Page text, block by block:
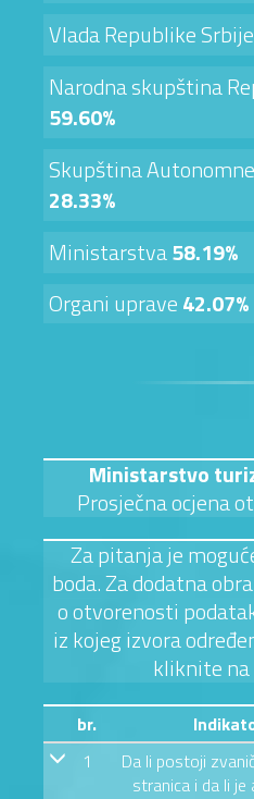
Vlada Republike Srbije
Narodna skupština
59.60%
Skupština
28.33%
Ministarstva58.19%
Organi uprave42.07%
Ministarstvo
Prosječna ocjena
Za pitanja je
boda. Za dodatna
o otvorenosti
iz kojeg izvora
kliknite
br.
1
Da li postoji
stranica i da li je